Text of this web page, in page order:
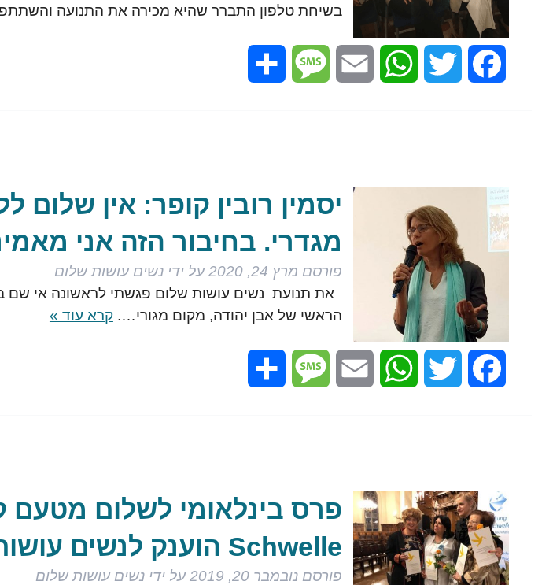
בשיחת טלפון התברר שהיא מכירה את התנועה
Facebook
Twitter
WhatsApp
Email
Message
יסמין רובין קופר: אין שלום
מגדרי. בחיבור הזה אני
פורסם מרץ 24, 2020 על ידי נשים עושות שלום
הראשי של אבן יהודה, מקום מגורי….קרא עוד »
Facebook
Twitter
WhatsApp
Email
Message
Schwelle הוענק לנשים עושות שלום
פורסםנובמבר 20, 2019 על ידי נשים עושות שלום